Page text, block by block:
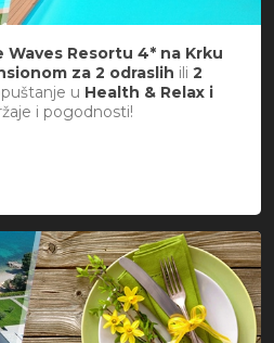
Waves Resortu 4* na Krku
za 2 odraslih ili 2
u Health & Relax i
i pogodnosti!